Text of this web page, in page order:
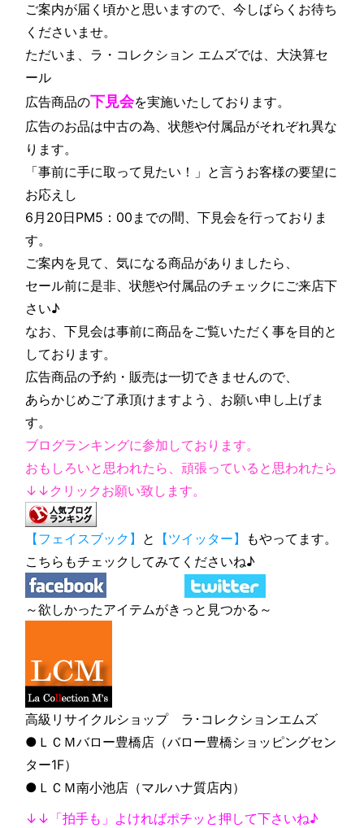
ご案内が届く頃かと思いますので、今しばらくお待ち
くださいませ。
ただいま、ラ・コレクション エムズでは、大決算セ
ール
広告商品の下見会を実施いたしております。
広告のお品は中古の為、状態や付属品がそれぞれ異な
ります。
「事前に手に取って見たい！」と言うお客様の要望に
お応えし
6月20日PM5：00までの間、下見会を行っておりま
す。
ご案内を見て、気になる商品がありましたら、
セール前に是非、状態や付属品のチェックにご来店下
さい♪
なお、下見会は事前に商品をご覧いただく事を目的と
しております。
広告商品の予約・販売は一切できませんので、
あらかじめご了承頂けますよう、お願い申し上げま
す。
ブログランキングに参加しております。
おもしろいと思われたら、頑張っていると思われたら
↓↓クリックお願い致します。
【フェイスブック】 と 【ツイッター】
もやってます。
こちらもチェックしてみてくださいね♪
～欲しかったアイテムがきっと見つかる～
高級リサイクルショップ ラ･コレクションエムズ
●ＬＣＭバロー豊橋店（バロー豊橋ショッピングセン
ター1F）
●ＬＣＭ南小池店（マルハナ質店内）
↓↓「拍手も」よければポチッと押して下さいね♪